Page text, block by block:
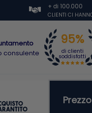
+ di 100.000
CLIENTI CI
consulente
95%
di clienti
soddisfatti